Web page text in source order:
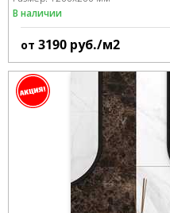
В наличии
от 3190 руб./м2